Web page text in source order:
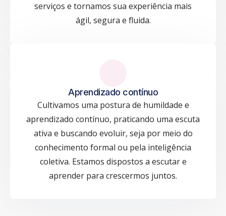
serviços e tornamos sua experiência mais
ágil, segura e fluida.
Aprendizado contínuo
Cultivamos uma postura de humildade e
aprendizado contínuo, praticando uma escuta
ativa e buscando evoluir, seja por meio do
conhecimento formal ou pela inteligência
coletiva. Estamos dispostos a escutar e
aprender para crescermos juntos.